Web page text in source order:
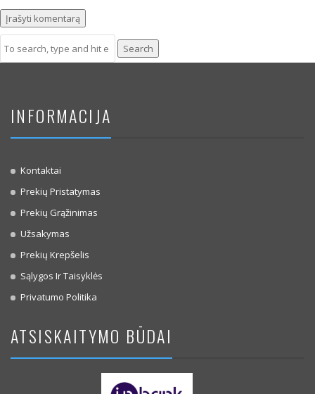
Search
INFORMACIJA
Kontaktai
Prekių Pristatymas
Prekių Grąžinimas
Užsakymas
Prekių Krepšelis
Sąlygos Ir Taisyklės
Privatumo Politika
ATSISKAITYMO BŪDAI